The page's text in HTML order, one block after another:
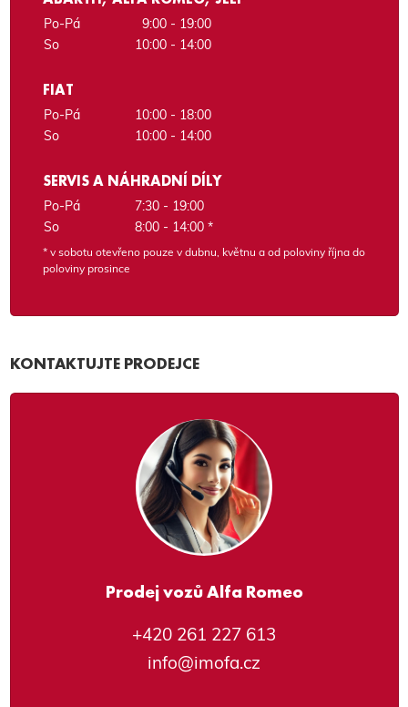
Po-Pá
9:00 - 19:00
So
10:00 - 14:00
FIAT
Po-Pá
10:00 - 18:00
So
10:00 - 14:00
SERVIS A NÁHRADNÍ DÍLY
Po-Pá
7:30 - 19:00
So
8:00 - 14:00 *
* v sobotu otevřeno pouze v dubnu, květnu a od poloviny října do
poloviny prosince
KONTAKTUJTE PRODEJCE
Prodej vozů Alfa Romeo
+420 261 227 613
info@imofa.cz